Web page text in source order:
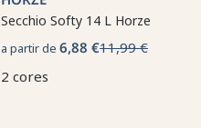
Secchio Softy 14 L Horze
a partir de 6,88 €11,99 €
2 cores